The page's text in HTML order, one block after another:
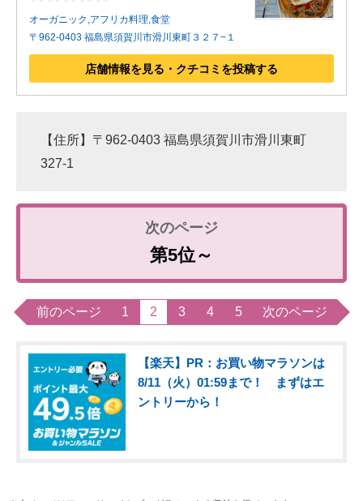
オーガニック,アフリカ料理,食堂
〒962-0403 福島県須賀川市滑川東町３２７−１
店舗情報を見る・クチコミを投稿する
【住所】〒962-0403 福島県須賀川市滑川東町
327-1
第5位～
前のページ 1 2 3 4 5 次のページ
【楽天】PR：お買い物マラソンは
8/11（火）01:59まで！ まずはエ
ントリーから！